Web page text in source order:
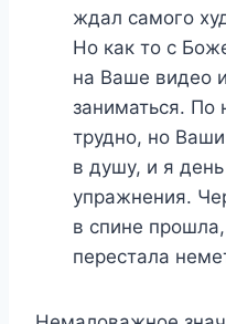
ждал самого
Но как то с
на Ваше видео
заниматься. По
трудно, но
в душу, и я
упражнения.
в спине
перестала